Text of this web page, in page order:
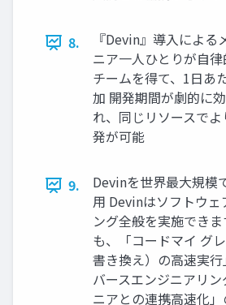
8.
『Devin』導入による
ニア一人ひとりが自
チームを得て、1日あ
加 開発期間が劇的に
れ、同じリソースで
発が可能
9.
Devinを世界最大規模
用 Devinはソフトウェ
ング全般を実施でき
も、「コードマイ グ
書き換え）の高速実
バースエンジニアリ
ニアとの連携高速化